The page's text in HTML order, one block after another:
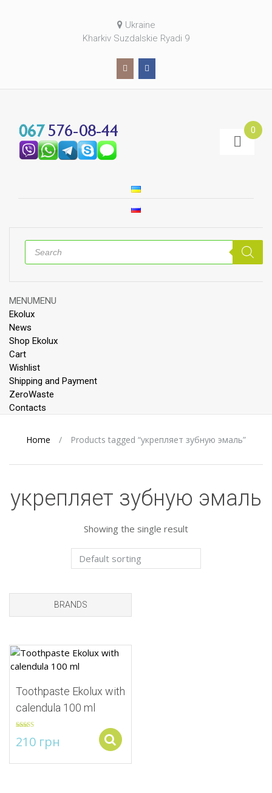
Ukraine
Kharkiv Suzdalskie Ryadi 9
0
Products
search
Skip
to
content
MENUMENU
Ekolux
News
Shop Ekolux
Cart
Wishlist
Shipping and Payment
ZeroWaste
Contacts
Home / Products tagged “укрепляет зубную эмаль”
укрепляет зубную эмаль
Showing the single result
BRANDS
Toothpaste Ekolux with
calendula 100 ml
out of 5
210 грн
Add to Wishlist